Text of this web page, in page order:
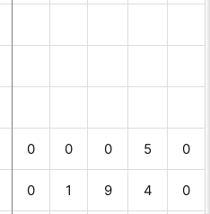
0 0 0 5 0
0 1 9 4 0